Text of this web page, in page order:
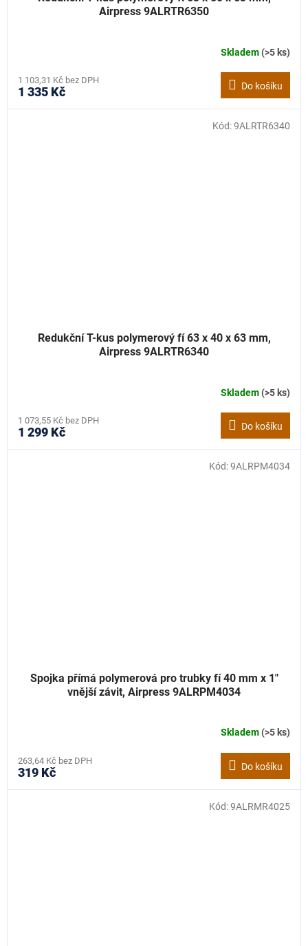
Airpress 9ALRTR6350
Skladem(>5 ks)
1 103,31 Kč bez DPH
1 335 Kč Do košíku
Redukční T-kus polymerový fí 63 x 40 x 63 mm,
Airpress 9ALRTR6340
Skladem(>5 ks)
1 073,55 Kč bez DPH
1 299 Kč Do košíku
Kód:9ALRTR6340
Spojka přímá polymerová pro trubky fí 40 mm x 1"
vnější závit, Airpress 9ALRPM4034
Skladem(>5 ks)
263,64 Kč bez DPH
319 Kč Do košíku
Kód:9ALRPM4034
Kód:9ALRMR4025